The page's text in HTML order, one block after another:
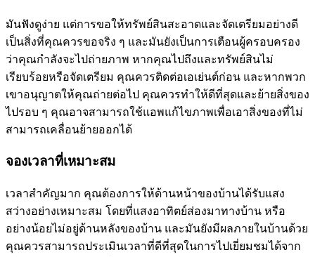
มันฟังดูง่าย แต่การขอให้ทรัพย์สินสะอาดและจัดเตรียมอย่างดี
เป็นสิ่งที่คุณควรขอจริง ๆ และมันยังเป็นการเตือนผู้ครอบครอง
ว่าคุณกำลังจะไปถ่ายภาพ หากคุณไปถึงและทรัพย์สินไม่
เรียบร้อยหรือจัดเตรียม คุณควรติดต่อเอเย่นต์ก่อน และหากพวก
เขาอนุญาตให้คุณถ่ายต่อไป คุณควรทำให้ดีที่สุดและย้ายสิ่งของ
ไปรอบ ๆ คุณอาจสามารถใช้แอพแก้ไขภาพเพื่อเอาสิ่งของที่ไม่
สามารถเคลื่อนย้ายออกได้
จองเวลาที่เหมาะสม
เวลาสำคัญมาก คุณต้องการให้ด้านหน้าของบ้านได้รับแสง
สว่างอย่างเหมาะสม โดยที่แสงอาทิตย์ส่องมาทางบ้าน หรือ
อย่างน้อยไม่อยู่ด้านหลังของบ้าน และมันยังมีผลภายในบ้านด้วย
คุณควรสามารถประเมินเวลาที่ดีที่สุดในการไปเยี่ยมชมได้จาก